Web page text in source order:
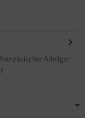
Adeliger.